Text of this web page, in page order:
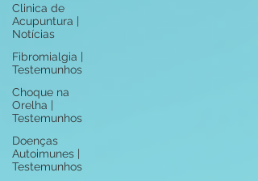
Clinica de
Acupuntura |
Notícias
Fibromialgia |
Testemunhos
Choque na
Orelha |
Testemunhos
Doenças
Autoimunes |
Testemunhos